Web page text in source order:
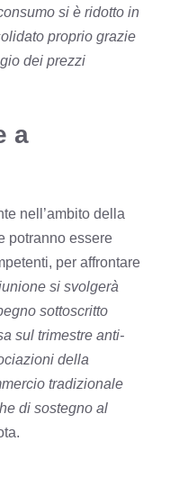
si è ridotto in
proprio grazie
dei prezzi
a
nell’ambito della
potranno essere
per affrontare
si svolgerà
sottoscritto
sul trimestre anti-
della
tradizionale
di sostegno al